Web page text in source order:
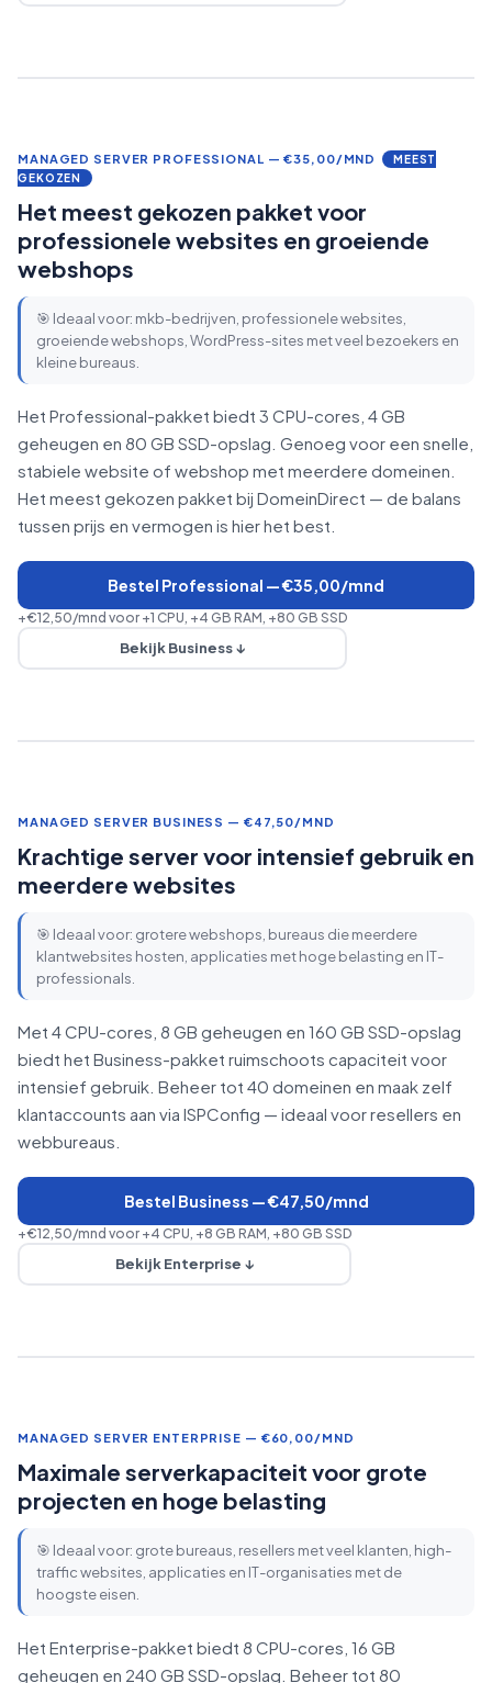
MANAGED SERVER PROFESSIONAL — €35,00/MND
MEEST
GEKOZEN
Het meest gekozen pakket voor
professionele websites en groeiende
webshops
🎯 Ideaal voor: mkb-bedrijven, professionele websites,
groeiende webshops, WordPress-sites met veel bezoekers en
kleine bureaus.
Het Professional-pakket biedt 3 CPU-cores, 4 GB
geheugen en 80 GB SSD-opslag. Genoeg voor een snelle,
stabiele website of webshop met meerdere domeinen.
Het meest gekozen pakket bij DomeinDirect — de balans
tussen prijs en vermogen is hier het best.
Bestel Professional — €35,00/mnd
+€12,50/mnd voor +1 CPU, +4 GB RAM, +80 GB SSD
Bekijk Business ↓
MANAGED SERVER BUSINESS — €47,50/MND
Krachtige server voor intensief gebruik en
meerdere websites
🎯 Ideaal voor: grotere webshops, bureaus die meerdere
klantwebsites hosten, applicaties met hoge belasting en IT-
professionals.
Met 4 CPU-cores, 8 GB geheugen en 160 GB SSD-opslag
biedt het Business-pakket ruimschoots capaciteit voor
intensief gebruik. Beheer tot 40 domeinen en maak zelf
klantaccounts aan via ISPConfig — ideaal voor resellers en
webbureaus.
Bestel Business — €47,50/mnd
+€12,50/mnd voor +4 CPU, +8 GB RAM, +80 GB SSD
Bekijk Enterprise ↓
MANAGED SERVER ENTERPRISE — €60,00/MND
Maximale serverkapaciteit voor grote
projecten en hoge belasting
🎯 Ideaal voor: grote bureaus, resellers met veel klanten, high-
traffic websites, applicaties en IT-organisaties met de
hoogste eisen.
Het Enterprise-pakket biedt 8 CPU-cores, 16 GB
geheugen en 240 GB SSD-opslag. Beheer tot 80